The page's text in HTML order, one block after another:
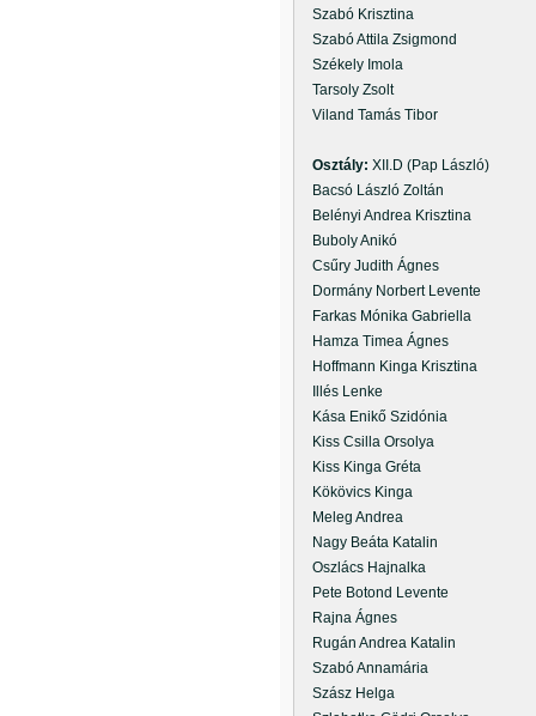
Szabó Krisztina
Szabó Attila Zsigmond
Székely Imola
Tarsoly Zsolt
Viland Tamás Tibor
Osztály: XII.D (Pap László)
Bacsó László Zoltán
Belényi Andrea Krisztina
Buboly Anikó
Csűry Judith Ágnes
Dormány Norbert Levente
Farkas Mónika Gabriella
Hamza Timea Ágnes
Hoffmann Kinga Krisztina
Illés Lenke
Kása Enikő Szidónia
Kiss Csilla Orsolya
Kiss Kinga Gréta
Kökövics Kinga
Meleg Andrea
Nagy Beáta Katalin
Oszlács Hajnalka
Pete Botond Levente
Rajna Ágnes
Rugán Andrea Katalin
Szabó Annamária
Szász Helga